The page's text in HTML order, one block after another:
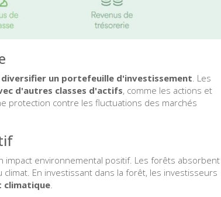
diversifier un portefeuille d'investissement. Les
d'autres classes d'actifs, comme les actions et
protection contre les fluctuations des marchés
impact environnemental positif. Les forêts absorbent
En investissant dans la forêt, les investisseurs
climatique.